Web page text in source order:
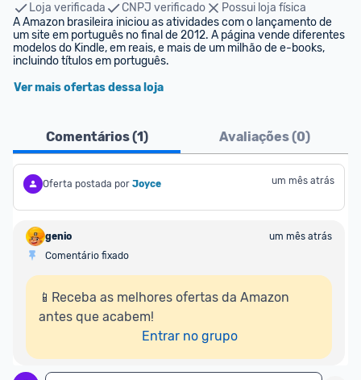
Loja verificada
CNPJ verificado
Possui loja física
A Amazon brasileira iniciou as atividades com o lançamento de
um site em português no final de 2012. A página vende diferentes
modelos do Kindle, em reais, e mais de um milhão de e-books,
incluindo títulos em português.
Ver mais ofertas dessa loja
Comentários (1) Avaliações (0)
Oferta postada por Joyce um mês atrás
genio
um mês atrás
Comentário fixado
📱Receba as melhores ofertas da Amazon
antes que acabem!
Entrar no grupo